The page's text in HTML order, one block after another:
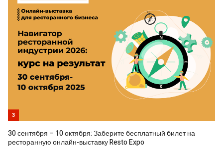
3
30 сентября – 10 октября: Заберите бесплатный билет на
ресторанную онлайн-выставку Resto Expo